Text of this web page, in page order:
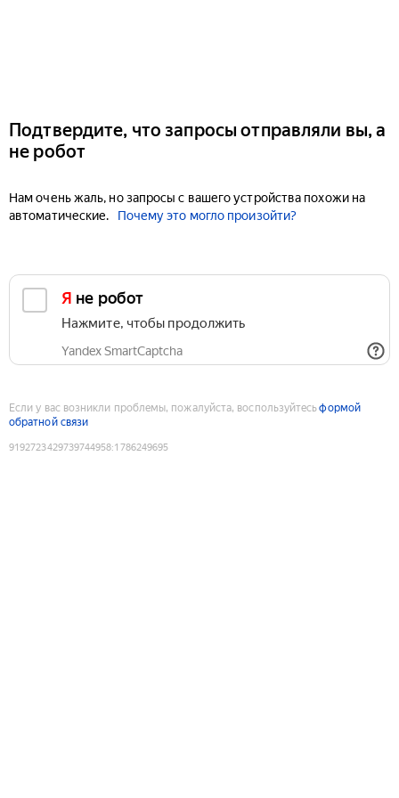
Подтвердите, что запросы отправляли вы, а
не робот
Нам очень жаль, но запросы с вашего устройства похожи на
автоматические.
Почему это могло произойти?
Я не робот
Нажмите, чтобы продолжить
Yandex SmartCaptcha
Если у вас возникли проблемы, пожалуйста, воспользуйтесьформой
обратной связи
9192723429739744958:1786249695